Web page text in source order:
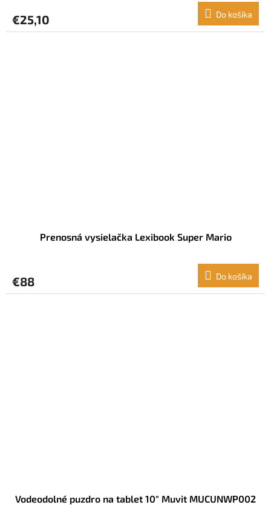
€25,10 Do košíka
Prenosná vysielačka Lexibook Super Mario
€88 Do košíka
Vodeodolné puzdro na tablet 10" Muvit MUCUNWP002